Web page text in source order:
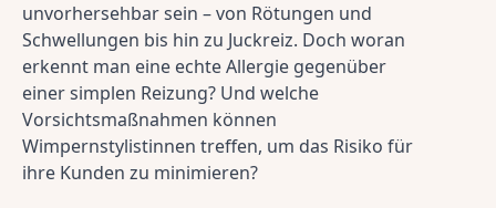
unvorhersehbar sein – von Rötungen und
Schwellungen bis hin zu Juckreiz. Doch woran
erkennt man eine echte Allergie gegenüber
einer simplen Reizung? Und welche
Vorsichtsmaßnahmen können
Wimpernstylistinnen treffen, um das Risiko für
ihre Kunden zu minimieren?